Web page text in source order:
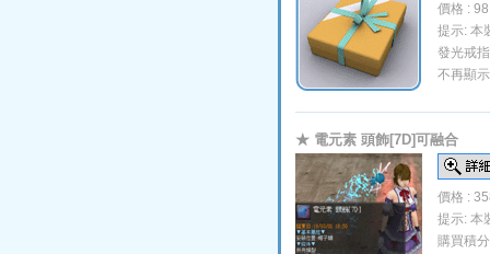
價格 :
提示: 本
發光戒
不再顯
★ 電元素 頭飾[7D]可融合
價格 :
提示: 本
購買積